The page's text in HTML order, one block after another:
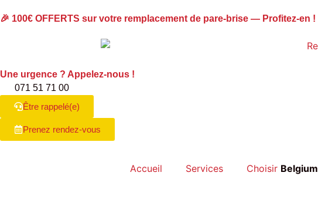
🎉 100€ OFFERTS sur votre remplacement de pare-brise — Profitez-en !
Une urgence ? Appelez-nous !
071 51 71 00
Être rappelé(e)
Prenez rendez-vous
Accueil Services Choisir Belgium